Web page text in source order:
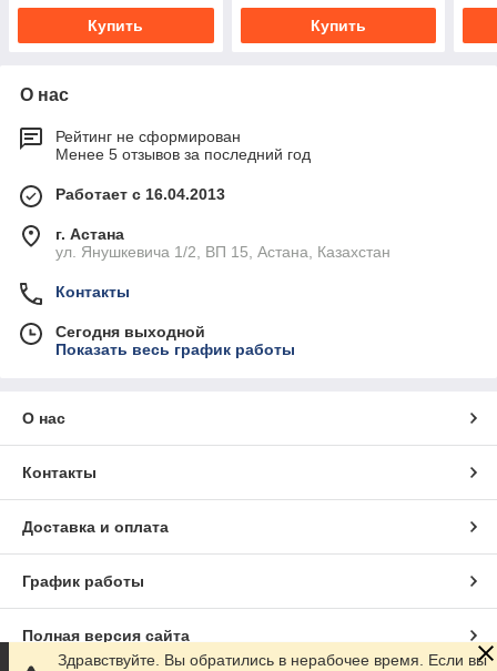
Купить Купить
О нас
Рейтинг не сформирован
Менее 5 отзывов за последний год
Работает с 16.04.2013
г. Астана
ул. Янушкевича 1/2, ВП 15, Астана, Казахстан
Контакты
Сегодня выходной
Показать весь график работы
О нас
Контакты
Доставка и оплата
График работы
Полная версия сайта
Здравствуйте. Вы обратились в нерабочее время. Если вы